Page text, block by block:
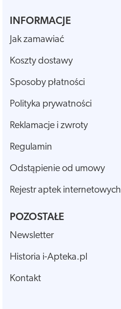
INFORMACJE
Jak zamawiać
Koszty dostawy
Sposoby płatności
Polityka prywatności
Reklamacje i zwroty
Regulamin
Odstąpienie od umowy
Rejestr aptek internetowych
POZOSTAŁE
Newsletter
Historia i-Apteka.pl
Kontakt